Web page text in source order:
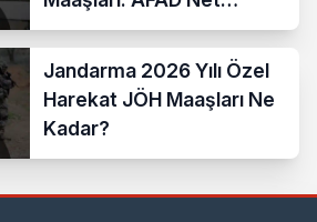
Bordro Tablosu
Jandarma 2026 Yılı Özel
Harekat JÖH Maaşları Ne
Kadar?